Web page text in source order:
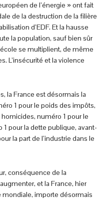
de l’énergie » ont fait
de la destruction de la filière
d’EDF. Et la hausse
la population, sauf bien sûr
se multiplient, de même
L’insécurité et la violence
la France est désormais la
1 pour le poids des impôts,
numéro 1 pour le
pour la dette publique, avant-
la part de l’industrie dans le
conséquence de la
et la France, hier
importe désormais